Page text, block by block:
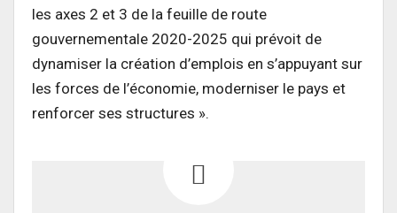
les axes 2 et 3 de la feuille de route
gouvernementale 2020-2025 qui prévoit de
dynamiser la création d’emplois en s’appuyant sur
les forces de l’économie, moderniser le pays et
renforcer ses structures ».